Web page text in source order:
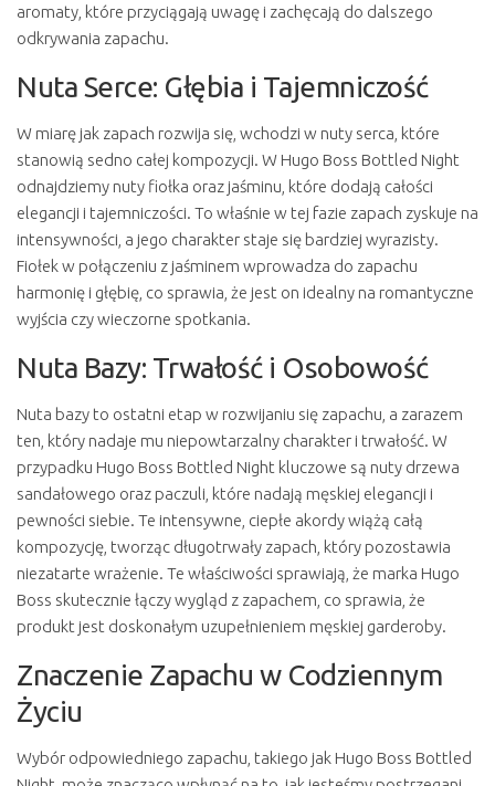
aromaty, które przyciągają uwagę i zachęcają do dalszego
odkrywania zapachu.
Nuta Serce: Głębia i Tajemniczość
W miarę jak zapach rozwija się, wchodzi w nuty serca, które
stanowią sedno całej kompozycji. W Hugo Boss Bottled Night
odnajdziemy nuty fiołka oraz jaśminu, które dodają całości
elegancji i tajemniczości. To właśnie w tej fazie zapach zyskuje na
intensywności, a jego charakter staje się bardziej wyrazisty.
Fiołek w połączeniu z jaśminem wprowadza do zapachu
harmonię i głębię, co sprawia, że jest on idealny na romantyczne
wyjścia czy wieczorne spotkania.
Nuta Bazy: Trwałość i Osobowość
Nuta bazy to ostatni etap w rozwijaniu się zapachu, a zarazem
ten, który nadaje mu niepowtarzalny charakter i trwałość. W
przypadku Hugo Boss Bottled Night kluczowe są nuty drzewa
sandałowego oraz paczuli, które nadają męskiej elegancji i
pewności siebie. Te intensywne, ciepłe akordy wiążą całą
kompozycję, tworząc długotrwały zapach, który pozostawia
niezatarte wrażenie. Te właściwości sprawiają, że marka Hugo
Boss skutecznie łączy wygląd z zapachem, co sprawia, że
produkt jest doskonałym uzupełnieniem męskiej garderoby.
Znaczenie Zapachu w Codziennym
Życiu
Wybór odpowiedniego zapachu, takiego jak Hugo Boss Bottled